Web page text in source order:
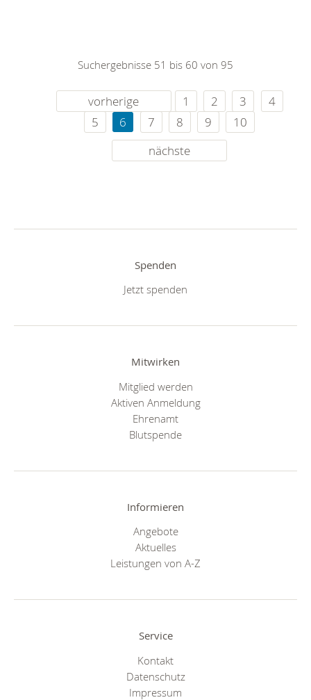
Suchergebnisse 51 bis 60 von 95
vorherige 1 2 3
4
5
6 7 8 9
10
nächste
Spenden
Jetzt spenden
Mitwirken
Mitglied werden
Aktiven Anmeldung
Ehrenamt
Blutspende
Informieren
Angebote
Aktuelles
Leistungen von A-Z
Service
Kontakt
Datenschutz
Impressum